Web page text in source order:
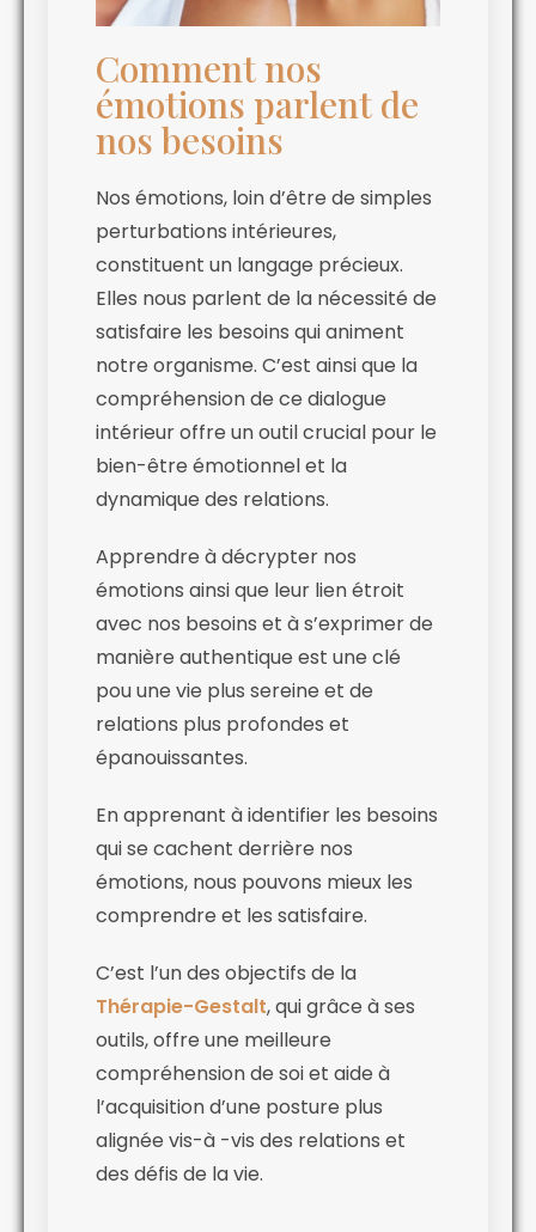
Comment nos
émotions parlent de
nos besoins
Nos émotions, loin d’être de simples
perturbations intérieures,
constituent un langage précieux.
Elles nous parlent de la nécessité de
satisfaire les besoins qui animent
notre organisme. C’est ainsi que la
compréhension de ce dialogue
intérieur offre un outil crucial pour le
bien-être émotionnel et la
dynamique des relations.
Apprendre à décrypter nos
émotions ainsi que leur lien étroit
avec nos besoins et à s’exprimer de
manière authentique est une clé
pou une vie plus sereine et de
relations plus profondes et
épanouissantes.
En apprenant à identifier les besoins
qui se cachent derrière nos
émotions, nous pouvons mieux les
comprendre et les satisfaire.
C’est l’un des objectifs de la
Thérapie-Gestalt, qui grâce à ses
outils, offre une meilleure
compréhension de soi et aide à
l’acquisition d’une posture plus
alignée vis-à -vis des relations et
des défis de la vie.